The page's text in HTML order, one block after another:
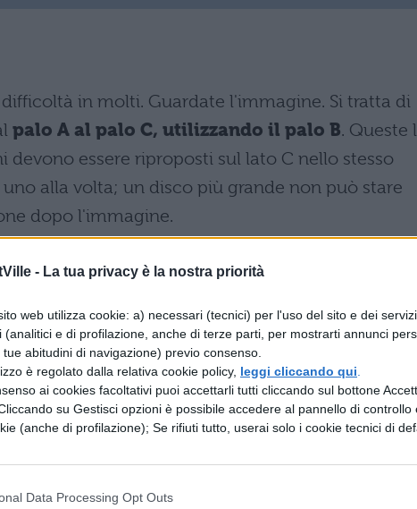
- La tua privacy è la nostra priorità
web utilizza cookie: a) necessari (tecnici) per l'uso del sito e dei
(analitici e di profilazione, anche di terze parti, per mostrarti annunci
tue abitudini di navigazione) previo consenso.
è regolato dalla relativa cookie policy, leggi cliccando qui
ai cookies facoltativi puoi accettarli tutti cliccando sul bottone
su Gestisci opzioni è possibile accedere al pannello di controllo
(anche di profilazione); Se rifiuti tutto, userai solo i cookie tecnici di
Data Processing Opt Outs
in molti. Guardate l'immagine. Si tratta di
palo A al palo C, utilizzando il palo B. Queste
essere riproposti sul lato C nello stesso
alla volta; un disco più grande non può stare
dopo l'immagine.